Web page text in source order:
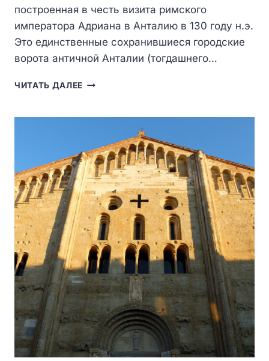
построенная в честь визита римского
императора Адриана в Анталию в 130 году н.э.
Это единственные сохранившиеся городские
ворота античной Анталии (тогдашнего…
ЧИТАТЬ ДАЛЕЕ ВОРОТА
АНТАЛИИ
ТРИУМФАЛЬНАЯ
АРКА
РИМСКОГО
ИМПЕРАТОРА